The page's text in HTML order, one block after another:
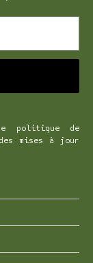
politique de
mises à jour